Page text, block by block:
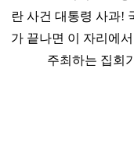
란 사건 대통령 사과!
가 끝나면 이 자리에
주최하는 집회